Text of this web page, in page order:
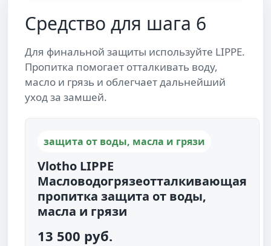
Средство для шага 6
Для финальной защиты используйте LIPPE.
Пропитка помогает отталкивать воду,
масло и грязь и облегчает дальнейший
уход за замшей.
защита от воды, масла и грязи
Vlotho LIPPE
Масловодогрязеотталкивающая
пропитка защита от воды,
масла и грязи
13 500 руб.